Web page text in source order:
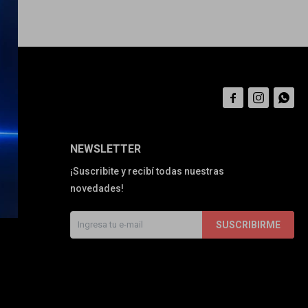
NEWSLETTER
¡Suscribite y recibí todas nuestras
novedades!
SUSCRIBIRME
  